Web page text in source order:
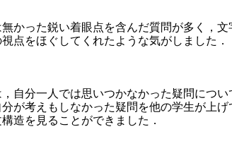
かった鋭い着眼点を含んだ質問が多く，
点をほぐしてくれたような気がしました．
自分一人では思いつかなかった疑問につ
が考えもしなかった疑問を他の学生が上
造を見ることができました．